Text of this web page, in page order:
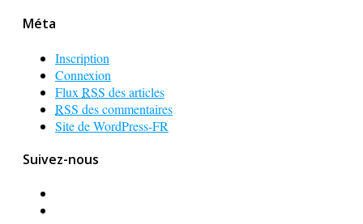
Méta
Inscription
Connexion
Flux RSS des articles
RSS des commentaires
Site de WordPress-FR
Suivez-nous